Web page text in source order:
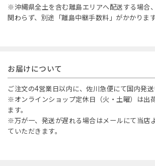
※沖縄県全土を含む離島エリアへ配送する場合
関わらず、別途「離島中継手数料」がかかります
お届けについて
ご注文の4営業日以内に、佐川急便にて国内発送
※オンラインショップ定休日（火・土曜）は出
ます。
※万が一、発送が遅れる場合はメールにて当店
ていただきます。